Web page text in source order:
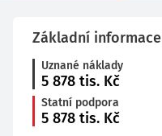
Základní informace
Uznané náklady
5 878 tis. Kč
Statní podpora
5 878 tis. Kč